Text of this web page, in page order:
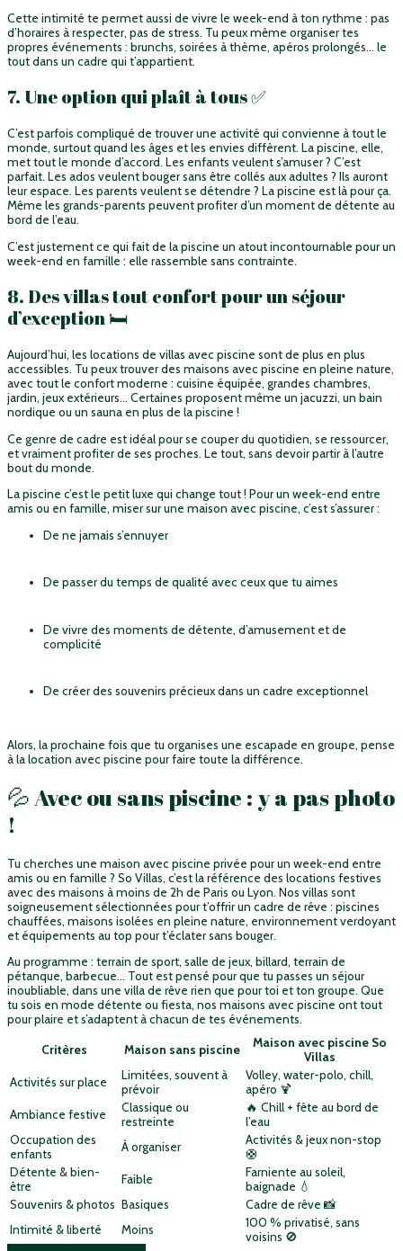
Cette intimité te permet aussi de vivre le week-end à ton rythme : pas
d’horaires à respecter, pas de stress. Tu peux même organiser tes
propres événements : brunchs, soirées à thème, apéros prolongés… le
tout dans un cadre qui t’appartient.
7. Une option qui plaît à tous ✅
C’est parfois compliqué de trouver une activité qui convienne à tout le
monde, surtout quand les âges et les envies diffèrent. La piscine, elle,
met tout le monde d’accord. Les enfants veulent s’amuser ? C’est
parfait. Les ados veulent bouger sans être collés aux adultes ? Ils auront
leur espace. Les parents veulent se détendre ? La piscine est là pour ça.
Même les grands-parents peuvent profiter d’un moment de détente au
bord de l’eau.
C’est justement ce qui fait de la piscine un atout incontournable pour un
week-end en famille : elle rassemble sans contrainte.
8. Des villas tout confort pour un séjour
d’exception 🛏️
Aujourd’hui, les locations de villas avec piscine sont de plus en plus
accessibles. Tu peux trouver des maisons avec piscine en pleine nature,
avec tout le confort moderne : cuisine équipée, grandes chambres,
jardin, jeux extérieurs… Certaines proposent même un jacuzzi, un bain
nordique ou un sauna en plus de la piscine !
Ce genre de cadre est idéal pour se couper du quotidien, se ressourcer,
et vraiment profiter de ses proches. Le tout, sans devoir partir à l’autre
bout du monde.
La piscine c’est le petit luxe qui change tout ! Pour un week-end entre
amis ou en famille, miser sur une maison avec piscine, c’est s’assurer :
De ne jamais s’ennuyer
De passer du temps de qualité avec ceux que tu aimes
De vivre des moments de détente, d’amusement et de
complicité
De créer des souvenirs précieux dans un cadre exceptionnel
Alors, la prochaine fois que tu organises une escapade en groupe, pense
à la location avec piscine pour faire toute la différence.
💦 Avec ou sans piscine : y a pas photo
!
Tu cherches une maison avec piscine privée pour un week-end entre
amis ou en famille ? So Villas, c’est la référence des locations festives
avec des maisons à moins de 2h de Paris ou Lyon. Nos villas sont
soigneusement sélectionnées pour t’offrir un cadre de rêve : piscines
chauffées, maisons isolées en pleine nature, environnement verdoyant
et équipements au top pour t’éclater sans bouger.
Au programme : terrain de sport, salle de jeux, billard, terrain de
pétanque, barbecue… Tout est pensé pour que tu passes un séjour
inoubliable, dans une villa de rêve rien que pour toi et ton groupe. Que
tu sois en mode détente ou fiesta, nos maisons avec piscine ont tout
pour plaire et s’adaptent à chacun de tes événements.
Critères Maison sans piscine Maison avecpiscine So
Villas
Activités sur place
Limitées, souvent à
prévoir
Volley, water-polo, chill,
apéro 🍹
Ambiance festive
Classique ou
restreinte
🔥 Chill + fête au bord de
l’eau
Occupation des
enfants
À organiser
Activités & jeux non-stop
🛟
Détente & bien-
être
Faible
Farniente au soleil,
baignade 💧
Souvenirs & photos Basiques
Cadre de rêve 📸
Intimité & liberté
Moins
100 % privatisé, sans
voisins 🚫